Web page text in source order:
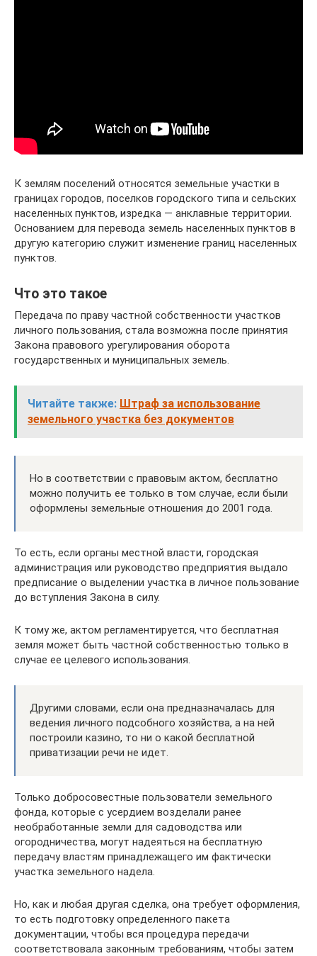
К землям поселений относятся земельные участки в
границах городов, поселков городского типа и сельских
населенных пунктов, изредка — анклавные территории.
Основанием для перевода земель населенных пунктов в
другую категорию служит изменение границ населенных
пунктов.
Что это такое
Передача по праву частной собственности участков
личного пользования, стала возможна после принятия
Закона правового урегулирования оборота
государственных и муниципальных земель.
Читайте также: Штраф за использование
земельного участка без документов
Но в соответствии с правовым актом, бесплатно
можно получить ее только в том случае, если были
оформлены земельные отношения до 2001 года.
То есть, если органы местной власти, городская
администрация или руководство предприятия выдало
предписание о выделении участка в личное пользование
до вступления Закона в силу.
К тому же, актом регламентируется, что бесплатная
земля может быть частной собственностью только в
случае ее целевого использования.
Другими словами, если она предназначалась для
ведения личного подсобного хозяйства, а на ней
построили казино, то ни о какой бесплатной
приватизации речи не идет.
Только добросовестные пользователи земельного
фонда, которые с усердием возделали ранее
необработанные земли для садоводства или
огородничества, могут надеяться на бесплатную
передачу властям принадлежащего им фактически
участка земельного надела.
Но, как и любая другая сделка, она требует оформления,
то есть подготовку определенного пакета
документации, чтобы вся процедура передачи
соответствовала законным требованиям, чтобы затем